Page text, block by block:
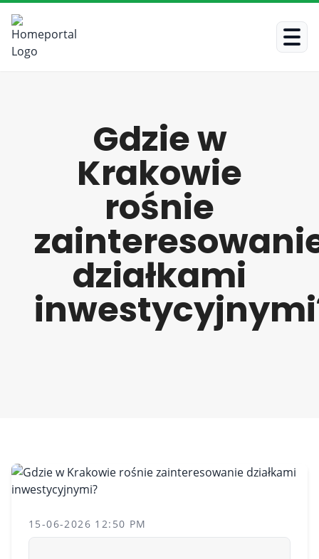
Gdzie w
Krakowie
rośnie
działkami
15-06-2026 12:50 PM